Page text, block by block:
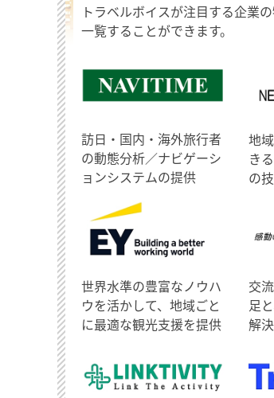
トラベルボイスが注目する企業
一覧することができます。
訪日・国内・海外旅行者
の動態分析／ナビゲーシ
ョンシステムの提供
地
き
の
世界水準の豊富なノウハ
ウを活かして、地域ごと
に最適な観光支援を提供
交
足
解